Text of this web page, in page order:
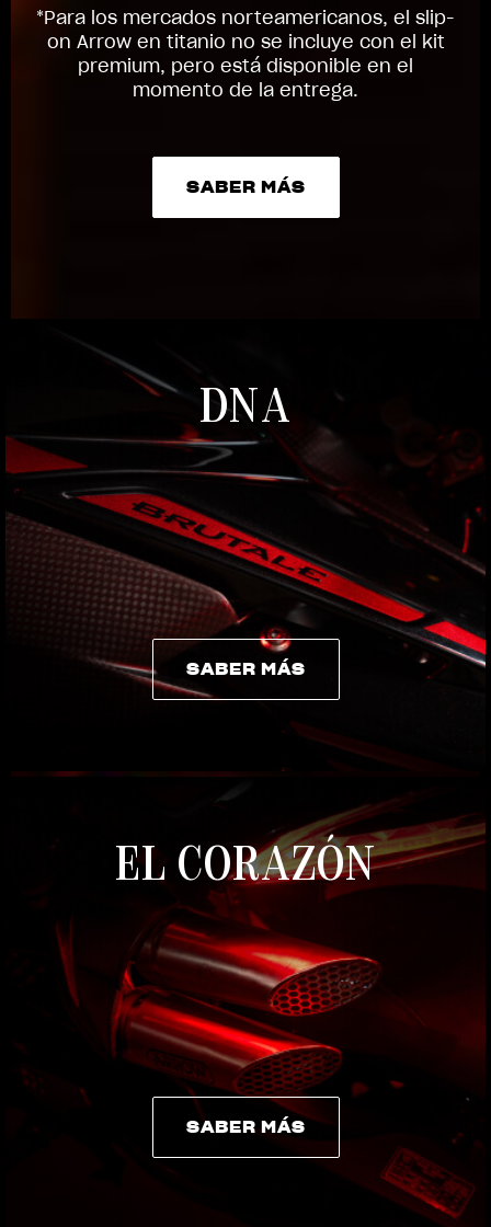
*Para los mercados norteamericanos, el slip-
on Arrow en titanio no se incluye con el kit
premium, pero está disponible en el
momento de la entrega.
SABER MÁS
DNA
SABER MÁS
SABER MÁS
EL CORAZÓN
SABER MÁS